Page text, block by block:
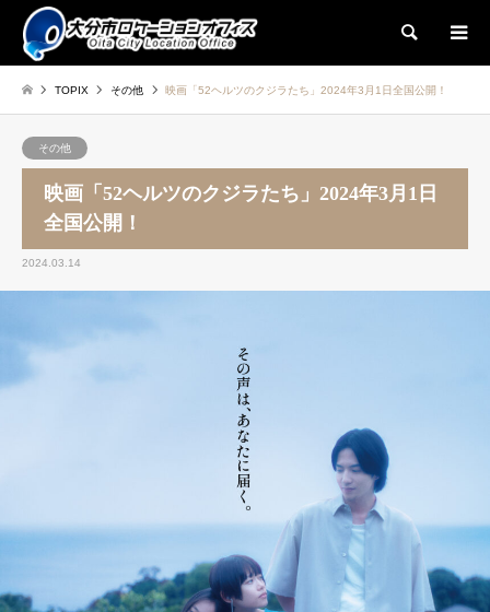
検索
TOPIX その他 映画「52ヘルツのクジラたち」2024年3月1日全国公開！
その他
映画「52ヘルツのクジラたち」2024年3月1日
全国公開！
2024.03.14